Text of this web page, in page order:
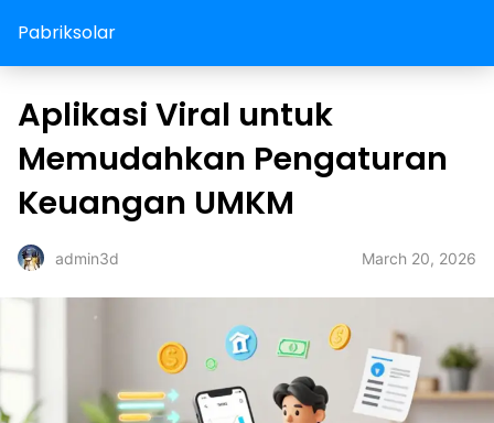
Pabriksolar
Aplikasi Viral untuk
Memudahkan Pengaturan
Keuangan UMKM
admin3d March 20, 2026